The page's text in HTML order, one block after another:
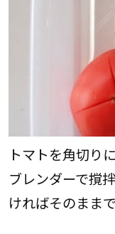
トマトを角切り
ブレンダーで撹
ければそのままで